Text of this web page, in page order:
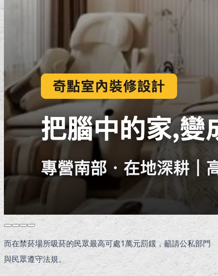
而在禁菸場所吸菸的民眾最高可處1萬元罰鍰，籲請公私部門
與民眾遵守法規。